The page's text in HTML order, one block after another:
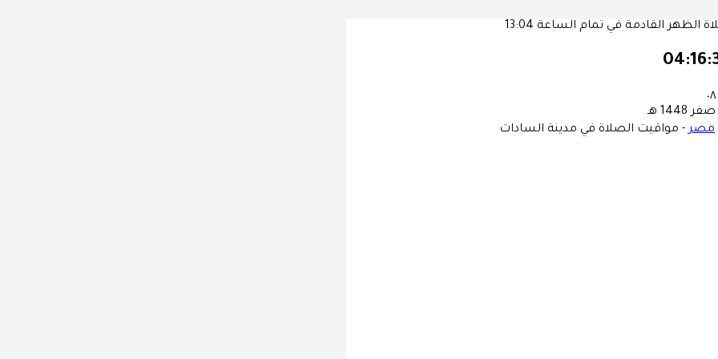
الظهر القادمة في تمام الساعة 13:04
مصر- مواقيت الصلاة في مدينة السادات